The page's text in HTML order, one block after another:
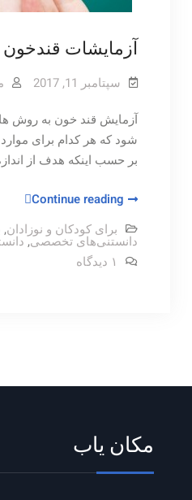
آزمایشات قند‌خون
سپتامبر 11, 2017
آزمایش قند خون به روش
شود که هر کدام برای
بر حسب اینکه هدف از
Continue reading
آزمایشات
و
علایم
برای کودکان و نوزادان,
دانستنی‌های تخصصی,
۱ دیدگاه
برای
مکان یاب